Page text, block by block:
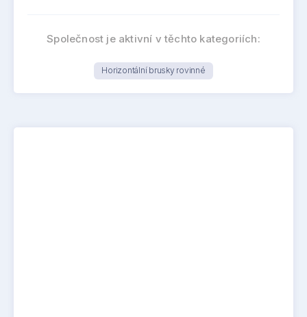
Společnost je aktivní v těchto kategoriích:
Horizontální brusky rovinné